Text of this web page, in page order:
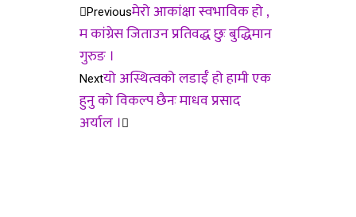
Previousमेरो आकांक्षा स्वभाविक हो ,
म कांग्रेस जिताउन प्रतिवद्ध छुः बुद्धिमान
गुरुङ ।
Nextयो अस्थित्वको लडाईँ हो हामी एक
हुनु को विकल्प छैनः माधव प्रसाद
अर्याल ।